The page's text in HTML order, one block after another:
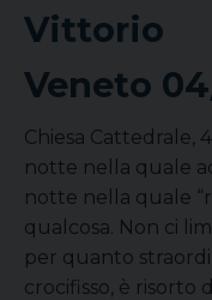
Vittorio
Veneto
Chiesa Cattedrale,
notte nella quale
notte nella quale
qualcosa. Non ci
per quanto
crocifisso, è risorto